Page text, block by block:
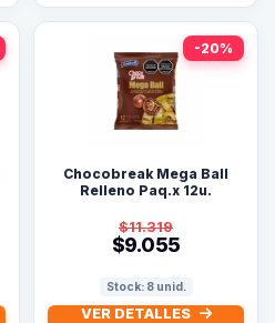
-20%
Chocobreak Mega Ball
Relleno Paq.x 12u.
$11.319
$9.055
Stock: 8 unid.
VER DETALLES